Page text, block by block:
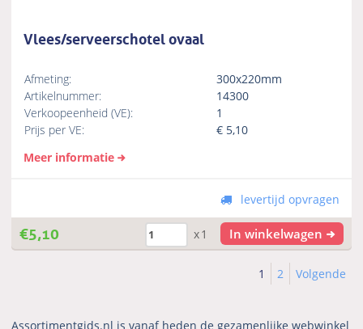
Vlees/serveerschotel ovaal
Afmeting:
300x220mm
Artikelnummer:
14300
Verkoopeenheid (VE):
1
Prijs per VE:
€ 5,10
Meer informatie
levertijd opvragen
€5,10 x1 In winkelwagen
1 2 Volgende
Assortimentgids.nl is vanaf heden de gezamenlijke webwinkel